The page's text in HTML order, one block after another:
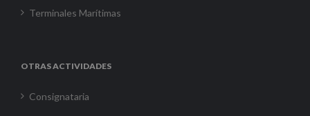
Terminales Marítimas
OTRAS ACTIVIDADES
Consignataria